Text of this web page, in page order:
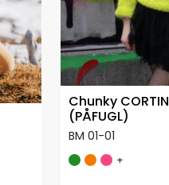
Chunky
(PÅFUGL)
BM 01-01
+